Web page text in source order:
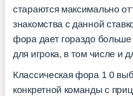
стараются максимально
знакомства с данной
фора дает гораздо больше
для игрока, в том числе и
Классическая фора 1 0
конкретной команды с